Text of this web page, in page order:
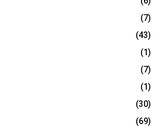
(7)
(43)
(1)
(7)
(1)
(30)
(69)